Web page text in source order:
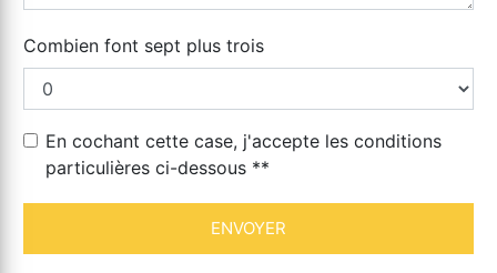
Combien font sept plus trois
En cochant cette case, j'accepte les conditions
particulières ci-dessous **
ENVOYER